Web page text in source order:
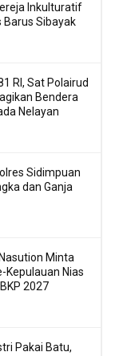
Inkulturatif
Barus Sibayak
RI, Sat Polairud
Bendera
Nelayan
Sidimpuan
dan Ganja
Minta
Kepulauan Nias
2027
Pakai Batu,